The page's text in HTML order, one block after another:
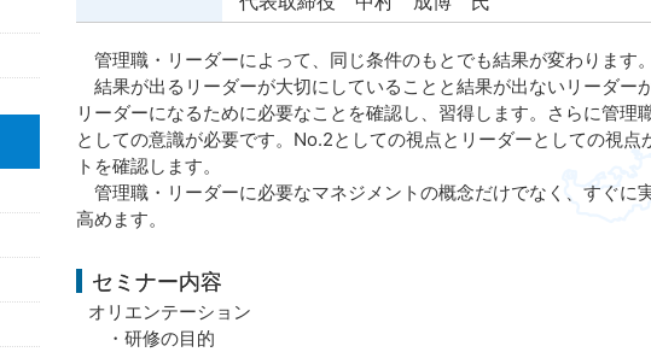
管理職・リーダーによって、同じ条件のもとでも結果が変わります
結果が出るリーダーが大切にしていることと結果が出ないリーダー
リーダーになるために必要なことを確認し、習得します。さらに管
としての意識が必要です。No.2としての視点とリーダーとしての視
トを確認します。
管理職・リーダーに必要なマネジメントの概念だけでなく、すぐに
高めます。
セミナー内容
オリエンテーション
・研修の目的